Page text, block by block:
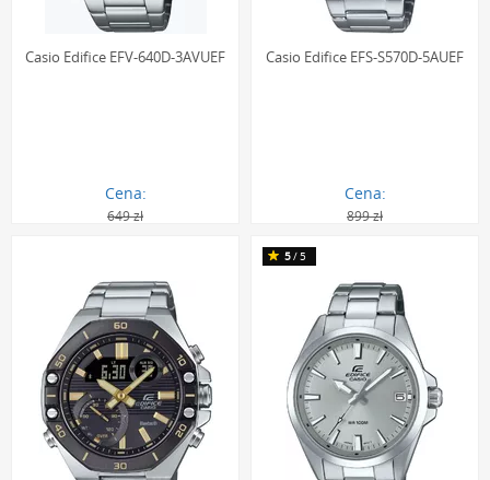
Casio Edifice EFV-640D-3AVUEF
Cena:
649 zł
Casio Edifice EFS-S570D-5AUEF
Cena:
899 zł
5/5